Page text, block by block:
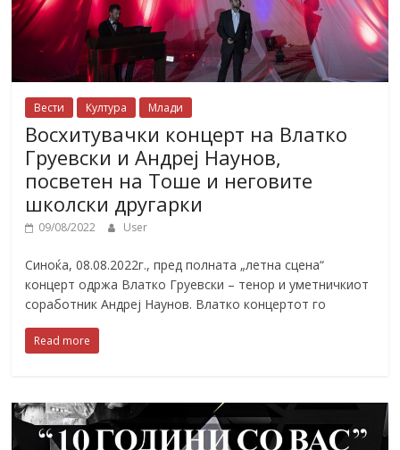
Вести Култура Млади
Восхитувачки концерт на Влатко
Груевски и Андреј Наунов,
посветен на Тоше и неговите
школски другарки
09/08/2022 User
Синоќа, 08.08.2022г., пред полната „летна сцена“
концерт одржа Влатко Груевски – тенор и уметничкиот
соработник Андреј Наунов. Влатко концертот го
Read more